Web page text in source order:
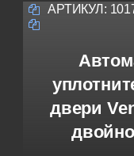
АРТИКУЛ:
двери